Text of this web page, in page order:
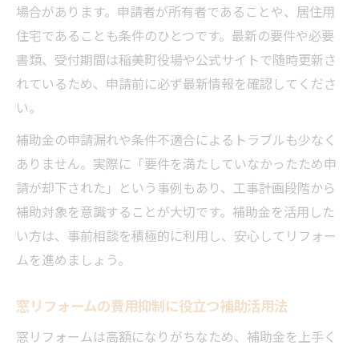
場合があります。申請者が所有者であることや、居住用
住宅であることも条件のひとつです。最新の要件や必要
書類、受付期間は稲美町役場や公式サイトで随時更新さ
れているため、申請前に必ず最新情報を確認してくださ
い。
補助金の申請漏れや条件不適合によるトラブルも少なく
ありません。実際に「要件を満たしていなかったため申
請が却下された」という事例もあり、工事計画段階から
補助対象を意識することが大切です。補助金を活用した
い方は、事前相談を積極的に利用し、安心してリフォー
ムを進めましょう。
窓リフォームの費用抑制に役立つ補助活用法
窓リフォームは高額になりがちなため、補助金を上手く